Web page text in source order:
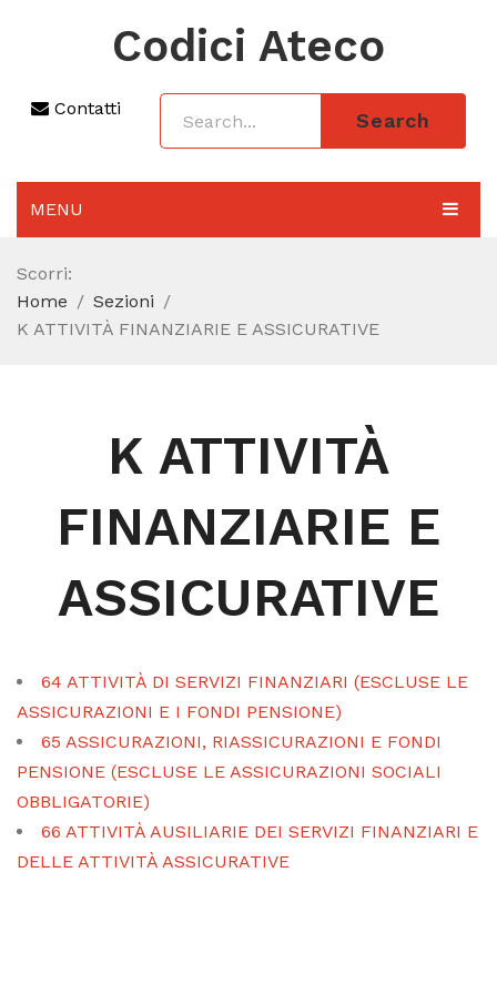
Codici Ateco
Contatti
Search
MENU
AGGIORNAMENTO 2025
SEZIONI
CODICE FISCALE
Scorri:
Home
Sezioni
K ATTIVITÀ FINANZIARIE E ASSICURATIVE
K ATTIVITÀ
FINANZIARIE E
ASSICURATIVE
64 ATTIVITÀ DI SERVIZI FINANZIARI (ESCLUSE LE
ASSICURAZIONI E I FONDI PENSIONE)
65 ASSICURAZIONI, RIASSICURAZIONI E FONDI
PENSIONE (ESCLUSE LE ASSICURAZIONI SOCIALI
OBBLIGATORIE)
66 ATTIVITÀ AUSILIARIE DEI SERVIZI FINANZIARI E
DELLE ATTIVITÀ ASSICURATIVE